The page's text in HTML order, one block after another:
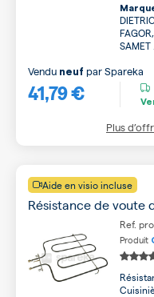
SAMET ...
41,79 €
Vendu neuf parSpareka
Plus
Aide en visio incluse
Résistance de voute
Ref.
Produit